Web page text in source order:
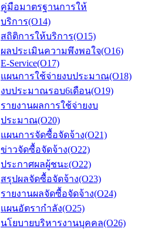
คู่มือมาตรฐานการให้
บริการ(O14)
สถิติการให้บริการ(O15)
ผลประเมินความพึงพอใจ(O16)
E-Service(O17)
แผนการใช้จ่ายงบประมาณ(O18)
งบประมาณรอบ6เดือน(O19)
รายงานผลการใช้จ่ายงบ
ประมาณ(O20)
แผนการจัดซื้อจัดจ้าง(O21)
ข่าวจัดซื้อจัดจ้าง(O22)
ประกาศผลผู้ชนะ(O22)
สรุปผลจัดซื้อจัดจ้าง(O23)
รายงานผลจัดซื้อจัดจ้าง(O24)
แผนอัตรากำลัง(O25)
นโยบายบริหารงานบุคคล(O26)